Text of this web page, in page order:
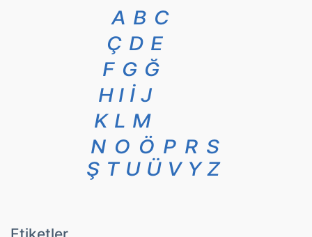
A B C
Ç D E
F G Ğ
H I İ J
K L M
N O Ö P R S
Ş T U Ü V Y Z